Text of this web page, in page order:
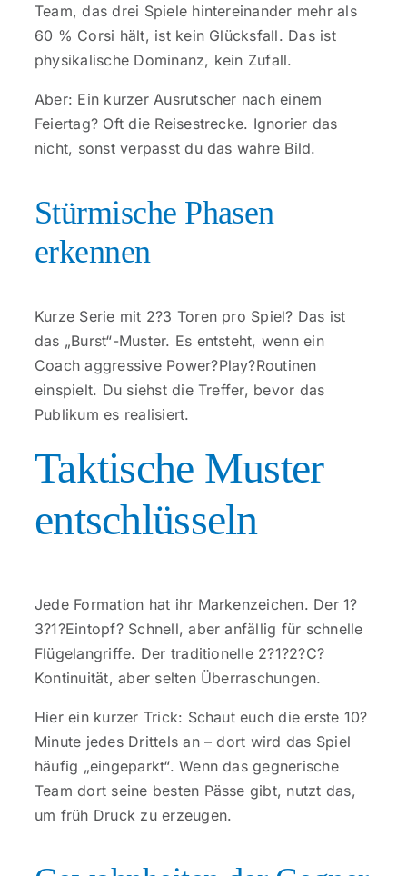
Team, das drei Spiele hintereinander mehr als
60 % Corsi hält, ist kein Glücksfall. Das ist
physikalische Dominanz, kein Zufall.
Aber: Ein kurzer Ausrutscher nach einem
Feiertag? Oft die Reisestrecke. Ignorier das
nicht, sonst verpasst du das wahre Bild.
Stürmische Phasen
erkennen
Kurze Serie mit 2?3 Toren pro Spiel? Das ist
das „Burst“-Muster. Es entsteht, wenn ein
Coach aggressive Power?Play?Routinen
einspielt. Du siehst die Treffer, bevor das
Publikum es realisiert.
Taktische Muster
entschlüsseln
Jede Formation hat ihr Markenzeichen. Der 1?
3?1?Eintopf? Schnell, aber anfällig für schnelle
Flügelangriffe. Der traditionelle 2?1?2?C?
Kontinuität, aber selten Überraschungen.
Hier ein kurzer Trick: Schaut euch die erste 10?
Minute jedes Drittels an – dort wird das Spiel
häufig „eingeparkt“. Wenn das gegnerische
Team dort seine besten Pässe gibt, nutzt das,
um früh Druck zu erzeugen.